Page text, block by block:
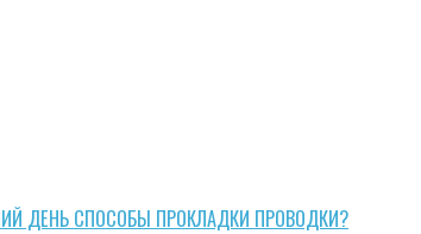
ДЕНЬ СПОСОБЫ ПРОКЛАДКИ ПРОВОДКИ?